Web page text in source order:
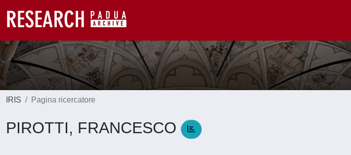
IRIS Pagina ricercatore
PIROTTI, FRANCESCO